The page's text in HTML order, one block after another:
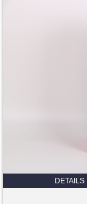
DETAILS